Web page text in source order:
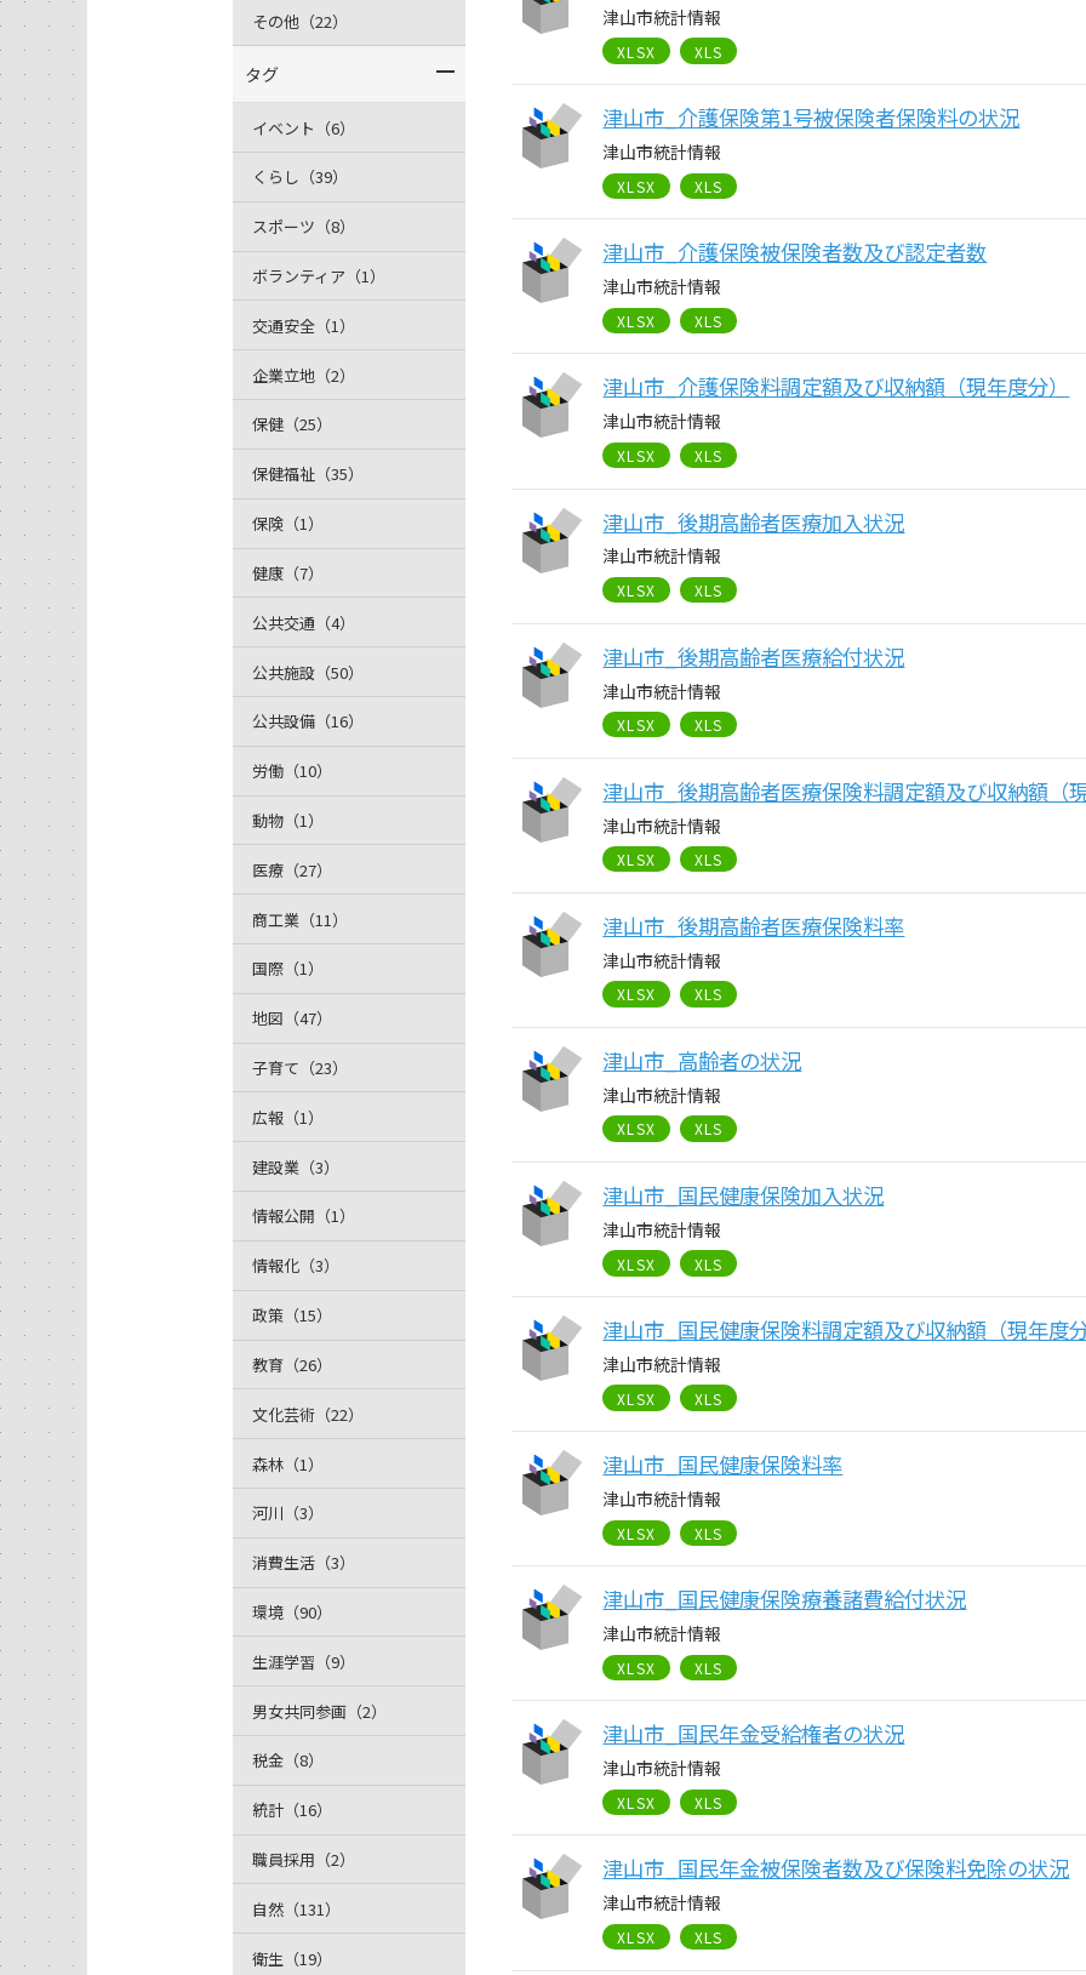
津山市統計情報
XLSX XLS
津山市_介護保険第1号被保険者保険料の状況
津山市統計情報
XLSX XLS
津山市_介護保険被保険者数及び認定者数
津山市統計情報
XLSX XLS
津山市_介護保険料調定額及び収納額（現年度分）
津山市統計情報
XLSX XLS
津山市_後期高齢者医療加入状況
津山市統計情報
XLSX XLS
津山市_後期高齢者医療給付状況
津山市統計情報
XLSX XLS
津山市_後期高齢者医療保険料調定額及び収納額（
津山市統計情報
XLSX XLS
津山市_後期高齢者医療保険料率
津山市統計情報
XLSX XLS
津山市_高齢者の状況
津山市統計情報
XLSX XLS
津山市_国民健康保険加入状況
津山市統計情報
XLSX XLS
津山市_国民健康保険料調定額及び収納額（現年度
津山市統計情報
XLSX XLS
津山市_国民健康保険料率
津山市統計情報
XLSX XLS
津山市_国民健康保険療養諸費給付状況
津山市統計情報
XLSX XLS
津山市_国民年金受給権者の状況
津山市統計情報
XLSX XLS
津山市_国民年金被保険者数及び保険料免除の状況
津山市統計情報
XLSX XLS
その他（22）
タグ
イベント（6）
くらし（39）
スポーツ（8）
ボランティア（1）
交通安全（1）
企業立地（2）
保健（25）
保健福祉（35）
保険（1）
健康（7）
公共交通（4）
公共施設（50）
公共設備（16）
労働（10）
動物（1）
医療（27）
商工業（11）
国際（1）
地図（47）
子育て（23）
広報（1）
建設業（3）
情報公開（1）
情報化（3）
政策（15）
教育（26）
文化芸術（22）
森林（1）
河川（3）
消費生活（3）
環境（90）
生涯学習（9）
男女共同参画（2）
税金（8）
統計（16）
職員採用（2）
自然（131）
衛生（19）